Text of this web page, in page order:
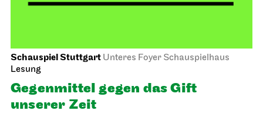
Schauspiel Stuttgart Unteres Foyer Schauspielhaus
Lesung
Gegen­mittel gegen das Gift
unserer Zeit